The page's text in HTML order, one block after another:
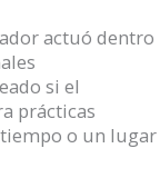
actuó dentro
si el
prácticas
o un lugar